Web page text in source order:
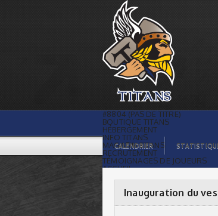
Inauguration du vestiaire des Titans
Titans de témiscaming
#8804 (PAS DE TITRE)
BOUTIQUE TITANS
HÉBERGEMENT
INFO TITANS
MAGASIN TITANS
RECRUTEMENT
TÉMOIGNAGES DE JOUEURS
ACCUEIL
GALERIE PHOTOS
STATISTIQUES
ORGANISATION
CALENDRIER
Inauguration du